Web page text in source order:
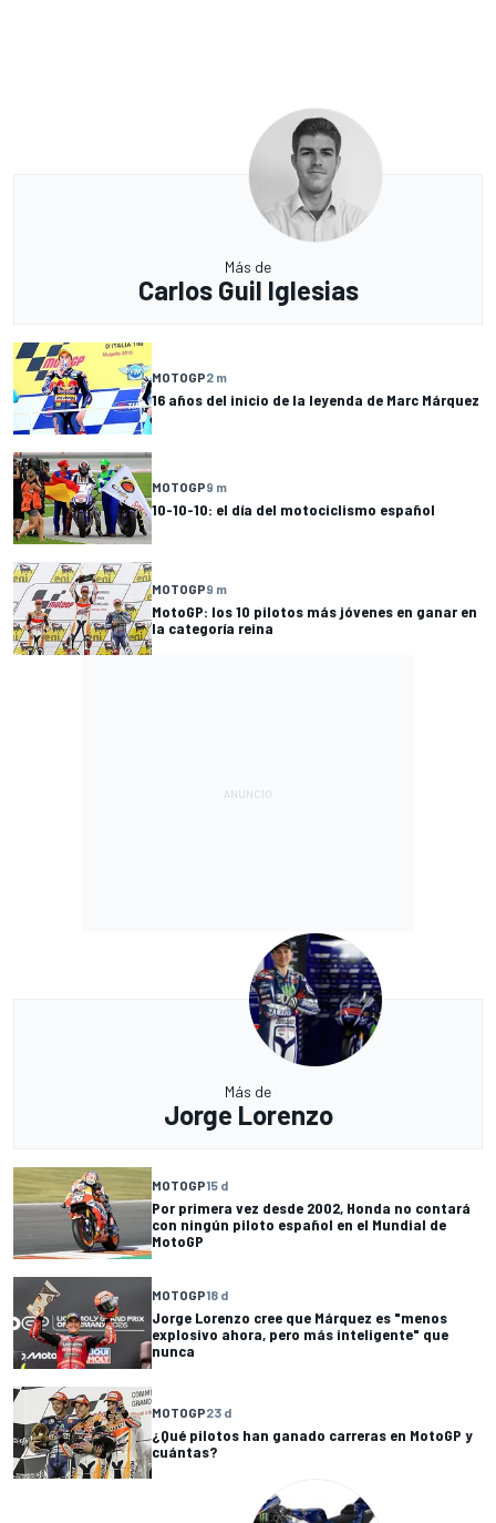
Más de
Carlos Guil Iglesias
MOTOGP2 m
16 años del inicio de la leyenda de Marc Márquez
MOTOGP9 m
10-10-10: el día del motociclismo español
MOTOGP9 m
MotoGP: los 10 pilotos más jóvenes en ganar en
la categoría reina
Más de
Jorge Lorenzo
MOTOGP15 d
Por primera vez desde 2002, Honda no contará
con ningún piloto español en el Mundial de
MotoGP
MOTOGP18 d
Jorge Lorenzo cree que Márquez es "menos
explosivo ahora, pero más inteligente" que
nunca
MOTOGP23 d
¿Qué pilotos han ganado carreras en MotoGP y
cuántas?